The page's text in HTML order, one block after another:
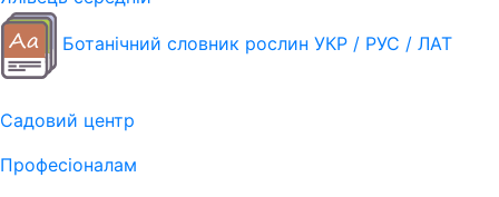
Ботанічний словник рослин УКР / РУС / ЛАТ
Садовий центр
Професіоналам